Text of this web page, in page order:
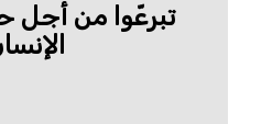
تبرعّوا من أجل